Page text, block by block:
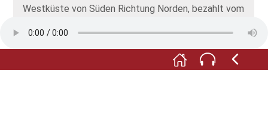
Westküste von Süden Richtung Norden, bezahlt vom
Kaiser Wilhelm II schaffte es nicht mehr das Projekt
zu beenden. Die Mauer wurde im Zweiten Weltkrieg
weitergebaut und schließlich im britischen